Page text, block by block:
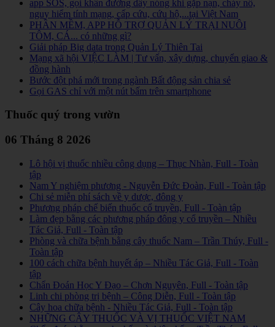
app SOS, gọi khẩn đường dây nóng khi gặp nạn, cháy nổ,
nguy hiểm tính mạng, cấp cứu, cứu hộ,...tại Việt Nam
PHẦN MỀM, APP HỖ TRỢ QUẢN LÝ TRẠI NUÔI
TÔM, CÁ... có những gì?
Giải pháp Big data trong Quản Lý Thiên Tai
Mạng xã hội VIỆC LÀM | Tư vấn, xây dựng, chuyển giao &
đồng hành
Bước đột phá mới trong ngành Bất động sản chia sẻ
Gọi GAS chỉ với một nút bấm trên smartphone
Thuốc quý trong vườn
06 Tháng 8 2026
Lô hội vị thuốc nhiều công dụng – Thục Nhàn, Full - Toàn
tập
Nam Y nghiệm phương - Nguyễn Đức Đoàn, Full - Toàn tập
Chi sẻ miễn phí sách về y dược, đông y
Phương pháp chế biến thuốc cổ truyền, Full - Toàn tập
Làm đẹp bằng các phương pháp đông y cổ truyền – Nhiều
Tác Giả, Full - Toàn tập
Phòng và chữa bệnh bằng cây thuốc Nam – Trần Thúy, Full -
Toàn tập
100 cách chữa bệnh huyết áp – Nhiều Tác Giả, Full - Toàn
tập
Chẩn Đoán Học Y Đạo – Chơn Nguyên, Full - Toàn tập
Linh chi phòng trị bệnh – Công Diễn, Full - Toàn tập
Cây hoa chữa bệnh - Nhiều Tác Giả, Full - Toàn tập
NHỮNG CÂY THUỐC VÀ VỊ THUỐC VIỆT NAM